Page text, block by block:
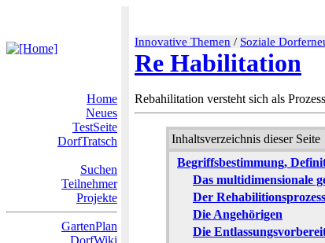
Innovative Themen / Soziale
Re Habilitation
Home
Neues
TestSeite
DorfTratsch
Suchen
Teilnehmer
Projekte
GartenPlan
DorfWiki
Rebahilitation versteht sich als
Inhaltsverzeichnis dieser Seite
Begriffsbestimmung,
Das multidimensionale
Der Rehabilitionsprozess
Die Angehörigen
Die